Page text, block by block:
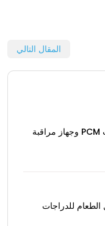
المقال التالي
حقيبة تبريد طبية مع لوحات PCM وجهاز مراقبة
للدراجات